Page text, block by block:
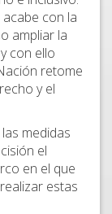
con la
ampliar la
con ello
retome
y el
medidas
el
en el que
estas